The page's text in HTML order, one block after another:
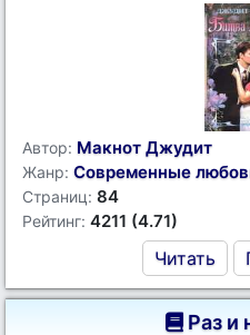
Автор: Макнот Джудит
Жанр: Современные
Страниц: 84
Рейтинг: 4211 (4.71)
Читать
Раз и